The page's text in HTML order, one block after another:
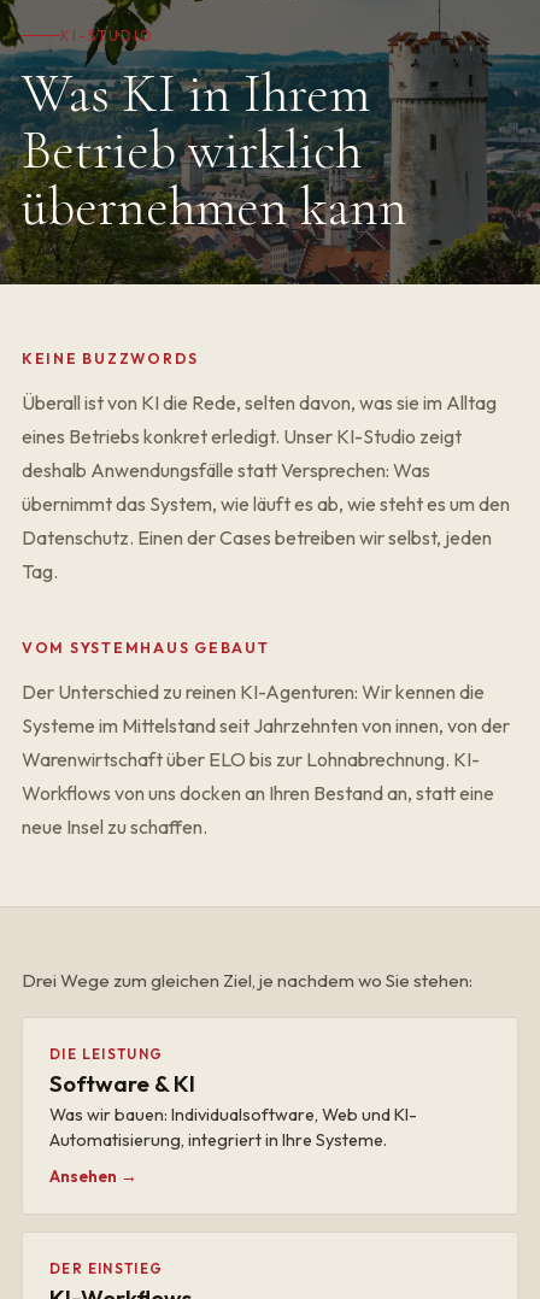
KI-STUDIO
Was KI in Ihrem
Betrieb wirklich
übernehmen kann
KEINE BUZZWORDS
Überall ist von KI die Rede, selten davon, was sie im Alltag
eines Betriebs konkret erledigt. Unser KI-Studio zeigt
deshalb Anwendungsfälle statt Versprechen: Was
übernimmt das System, wie läuft es ab, wie steht es um den
Datenschutz. Einen der Cases betreiben wir selbst, jeden
Tag.
VOM SYSTEMHAUS GEBAUT
Der Unterschied zu reinen KI-Agenturen: Wir kennen die
Systeme im Mittelstand seit Jahrzehnten von innen, von der
Warenwirtschaft über ELO bis zur Lohnabrechnung. KI-
Workflows von uns docken an Ihren Bestand an, statt eine
neue Insel zu schaffen.
Drei Wege zum gleichen Ziel, je nachdem wo Sie stehen:
DIE LEISTUNG
Software & KI
Was wir bauen: Individualsoftware, Web und KI-
Automatisierung, integriert in Ihre Systeme.
Ansehen →
DER EINSTIEG